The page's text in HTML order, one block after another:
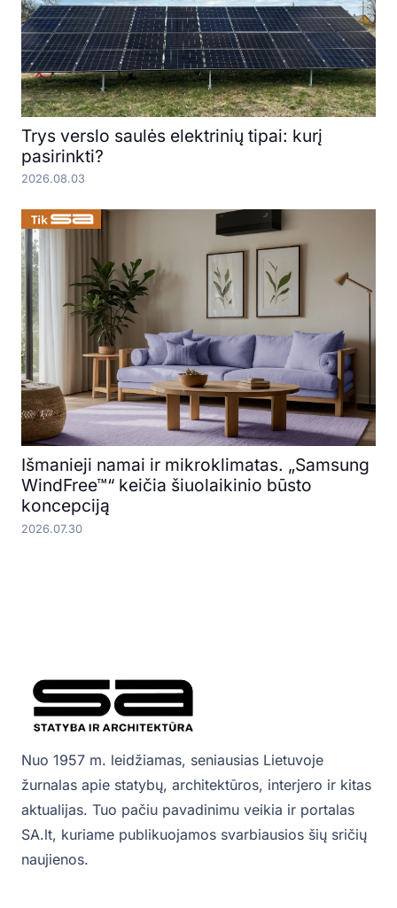
Trys verslo saulės elektrinių tipai: kurį
pasirinkti?
2026.08.03
Išmanieji namai ir mikroklimatas. „Samsung
WindFree™“ keičia šiuolaikinio būsto
koncepciją
2026.07.30
Nuo 1957 m. leidžiamas, seniausias Lietuvoje
žurnalas apie statybų, architektūros, interjero ir kitas
aktualijas. Tuo pačiu pavadinimu veikia ir portalas
SA.lt, kuriame publikuojamos svarbiausios šių sričių
naujienos.